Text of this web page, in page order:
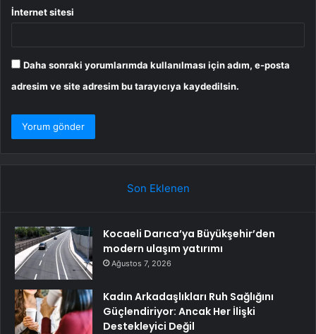
İnternet sitesi
Daha sonraki yorumlarımda kullanılması için adım, e-posta
adresim ve site adresim bu tarayıcıya kaydedilsin.
Son Eklenen
Kocaeli Darıca’ya Büyükşehir’den
modern ulaşım yatırımı
Ağustos 7, 2026
Kadın Arkadaşlıkları Ruh Sağlığını
Güçlendiriyor: Ancak Her İlişki
Destekleyici Değil